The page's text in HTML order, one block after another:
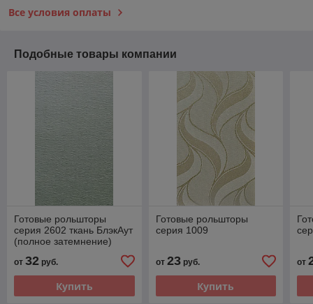
Все условия оплаты
Подобные товары компании
Готовые рольшторы
серия 2602 ткань БлэкАут
(полное затемнение)
от 32 руб.
Купить
Готовые рольшторы
серия 1009
от 23руб.
Купить
от